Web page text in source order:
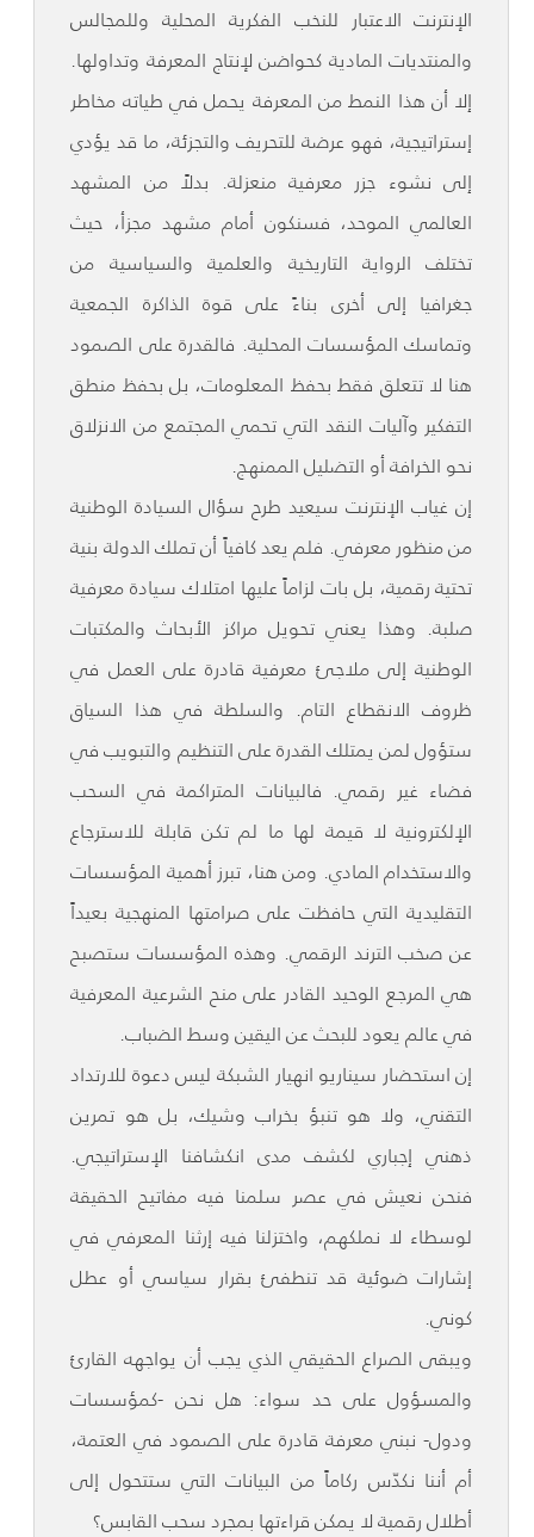
الإنترنت الاعتبار للنخب الفكرية المحلية وللمجالس
والمنتديات المادية كحواضن لإنتاج المعرفة وتداولها.
إلا أن هذا النمط من المعرفة يحمل في طياته مخاطر
إستراتيجية، فهو عرضة للتحريف والتجزئة، ما قد يؤدي
إلى نشوء جزر معرفية منعزلة. بدلاً من المشهد
العالمي الموحد، فسنكون أمام مشهد مجزأ، حيث
تختلف الرواية التاريخية والعلمية والسياسية من
جغرافيا إلى أخرى بناءً على قوة الذاكرة الجمعية
وتماسك المؤسسات المحلية. فالقدرة على الصمود
هنا لا تتعلق فقط بحفظ المعلومات، بل بحفظ منطق
التفكير وآليات النقد التي تحمي المجتمع من الانزلاق
نحو الخرافة أو التضليل الممنهج.
إن غياب الإنترنت سيعيد طرح سؤال السيادة الوطنية
من منظور معرفي. فلم يعد كافياً أن تملك الدولة بنية
تحتية رقمية، بل بات لزاماً عليها امتلاك سيادة معرفية
صلبة. وهذا يعني تحويل مراكز الأبحاث والمكتبات
الوطنية إلى ملاجئ معرفية قادرة على العمل في
ظروف الانقطاع التام. والسلطة في هذا السياق
ستؤول لمن يمتلك القدرة على التنظيم والتبويب في
فضاء غير رقمي. فالبيانات المتراكمة في السحب
الإلكترونية لا قيمة لها ما لم تكن قابلة للاسترجاع
والاستخدام المادي. ومن هنا، تبرز أهمية المؤسسات
التقليدية التي حافظت على صرامتها المنهجية بعيداً
عن صخب الترند الرقمي. وهذه المؤسسات ستصبح
هي المرجع الوحيد القادر على منح الشرعية المعرفية
في عالم يعود للبحث عن اليقين وسط الضباب.
إن استحضار سيناريو انهيار الشبكة ليس دعوة للارتداد
التقني، ولا هو تنبؤ بخراب وشيك، بل هو تمرين
ذهني إجباري لكشف مدى انكشافنا الإستراتيجي.
فنحن نعيش في عصر سلمنا فيه مفاتيح الحقيقة
لوسطاء لا نملكهم، واختزلنا فيه إرثنا المعرفي في
إشارات ضوئية قد تنطفئ بقرار سياسي أو عطل
كوني.
ويبقى الصراع الحقيقي الذي يجب أن يواجهه القارئ
والمسؤول على حد سواء: هل نحن -كمؤسسات
ودول- نبني معرفة قادرة على الصمود في العتمة،
أم أننا نكدّس ركاماً من البيانات التي ستتحول إلى
أطلال رقمية لا يمكن قراءتها بمجرد سحب القابس؟